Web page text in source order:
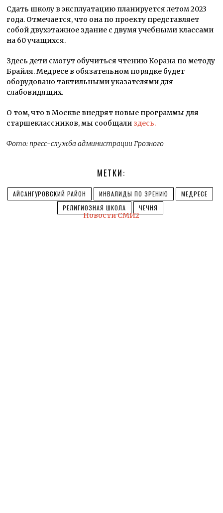
Сдать школу в эксплуатацию планируется летом 2023
года. Отмечается, что она по проекту представляет
собой двухэтажное здание с двумя учебными классами
на 60 учащихся.
Здесь дети смогут обучиться чтению Корана по методу
Брайля. Медресе в обязательном порядке будет
оборудовано тактильными указателями для
слабовидящих.
О том, что в Москве внедрят новые программы для
старшеклассников, мы сообщали здесь.
Фото: пресс-служба администрации Грозного
МЕТКИ:
АЙСАНГУРОВСКИЙ РАЙОН ИНВАЛИДЫ ПО ЗРЕНИЮ
МЕДРЕСЕ
РЕЛИГИОЗНАЯ ШКОЛА
ЧЕЧНЯ
Новости СМИ2